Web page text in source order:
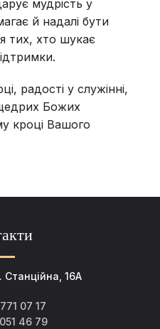
мудрість у
й надалі бути
тих, хто шукає
радості у служінні,
Божих
кроці Вашого
16А
07 17
46 79